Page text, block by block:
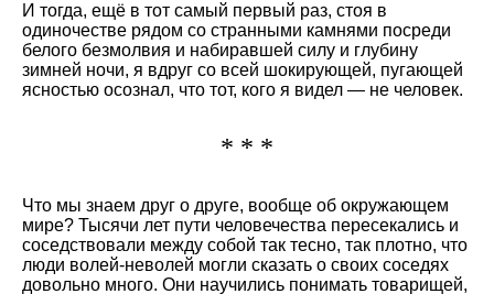
И тогда, ещё в тот самый первый раз, стоя в
одиночестве рядом со странными камнями посреди
белого безмолвия и набиравшей силу и глубину
зимней ночи, я вдруг со всей шокирующей, пугающей
ясностью осознал, что тот, кого я видел — не человек.
* * *
Что мы знаем друг о друге, вообще об окружающем
мире? Тысячи лет пути человечества пересекались и
соседствовали между собой так тесно, так плотно, что
люди волей-неволей могли сказать о своих соседях
довольно много. Они научились понимать товарищей,